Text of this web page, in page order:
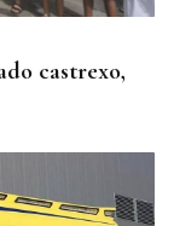
castrexo,